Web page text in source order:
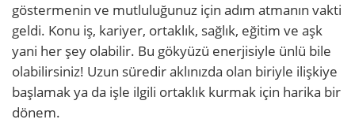
göstermenin ve mutluluğunuz için adım atmanın vakti
geldi. Konu iş, kariyer, ortaklık, sağlık, eğitim ve aşk
yani her şey olabilir. Bu gökyüzü enerjisiyle ünlü bile
olabilirsiniz! Uzun süredir aklınızda olan biriyle ilişkiye
başlamak ya da işle ilgili ortaklık kurmak için harika bir
dönem.